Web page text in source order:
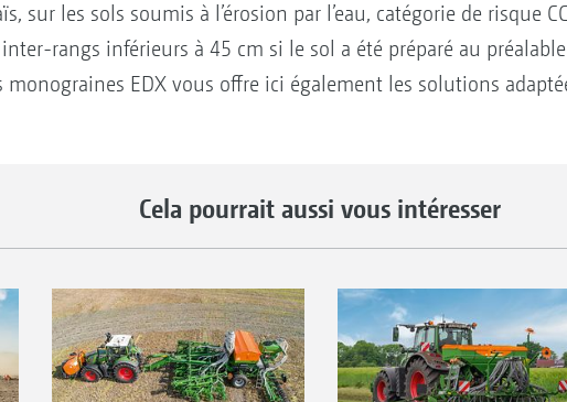
sur les sols soumis à l’érosion par l’eau, catégorie de risque
rangs inférieurs à 45 cm si le sol a été préparé au
monograines EDX vous offre ici également les solutions
Cela pourrait aussi vous intéresser